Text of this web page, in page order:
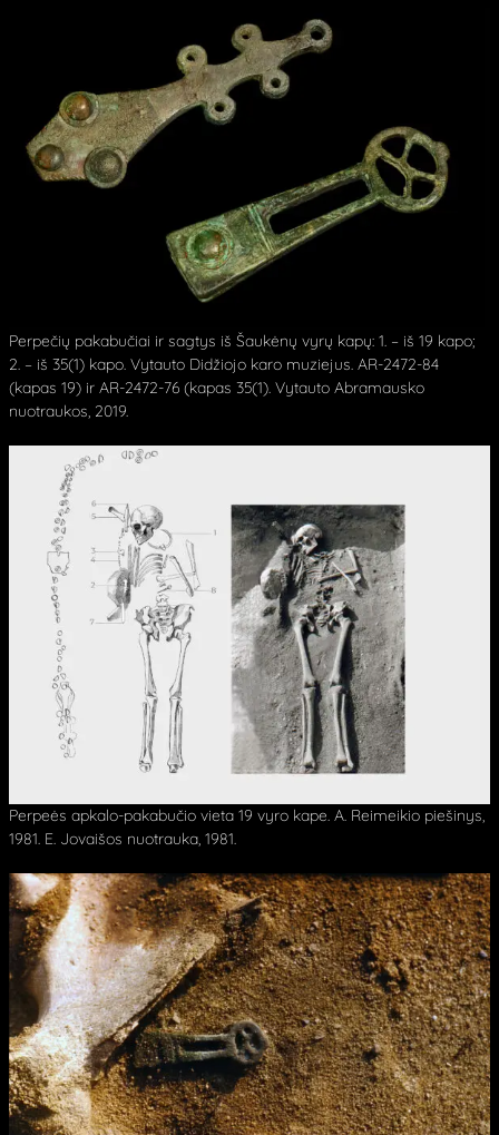
Perpečių pakabučiai ir sagtys iš Šaukėnų vyrų kapų: 1. – iš 19 kapo;
2. – iš 35(1) kapo. Vytauto Didžiojo karo muziejus. AR-2472-84
(kapas 19) ir AR-2472-76 (kapas 35(1). Vytauto Abramausko
nuotraukos, 2019.
Perpeės apkalo-pakabučio vieta 19 vyro kape. A. Reimeikio piešinys,
1981. E. Jovaišos nuotrauka, 1981.